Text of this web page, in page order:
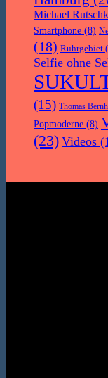
Michael
Smartphone (8)
(18) Ruhrgebiet
Selfie ohne
(15) Thomas
Popmoderne (8)
(23) Videos